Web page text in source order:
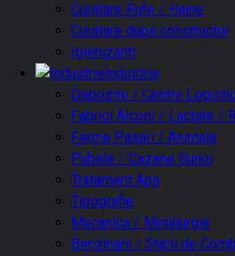
Curatare Rufe / Haine
Curatare dupa constructor
Igienizanti
Industrie
Depozite / Centre
Fabrici Alcool / Lactate /
Ferme Pasari / Animale
Pubele / Cazane Gunoi
Tratament Apa
Tipografie
Mecanica / Metalurgie
Benzinarii / Statii de